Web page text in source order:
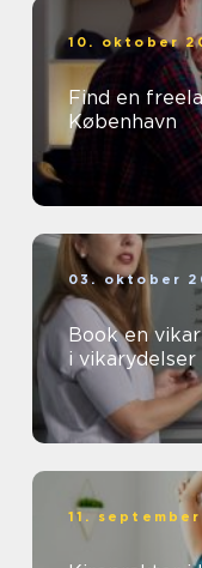
10. oktober
Find en
København
03. oktober
Book en
i vikarydelser
11.